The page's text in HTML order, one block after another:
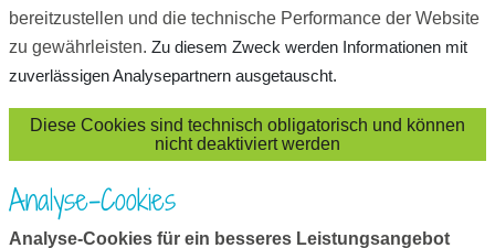
bereitzustellen und die technische Performance der Website
zu gewährleisten. Zu diesem Zweck werden Informationen mit
zuverlässigen Analysepartnern ausgetauscht.
Diese Cookies sind technisch obligatorisch und können
nicht deaktiviert werden
Analyse-Cookies
Analyse-Cookies für ein besseres Leistungsangebot